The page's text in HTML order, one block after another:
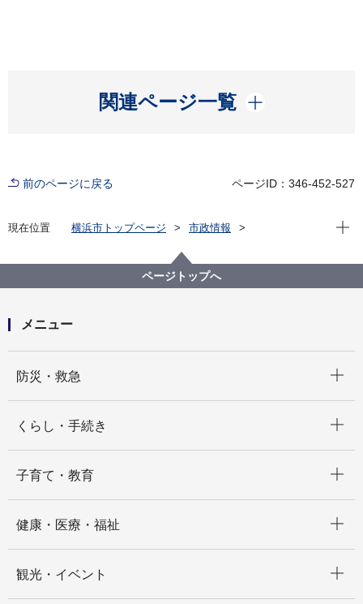
関連ページ一覧
開く
前のページに戻る ページID：346-452-527
現在位置 横浜市トップページ
市政情報
政策経営・国際戦略局
第79回九都県市首脳会議首脳提案（書面協議）の結果
について
現在
ページトップへ
メニュー
防災・救急
くらし・手続き
子育て・教育
健康・医療・福祉
観光・イベント